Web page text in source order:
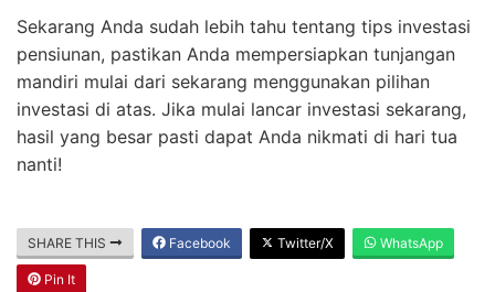
Sekarang Anda sudah lebih tahu tentang tips investasi
pensiunan, pastikan Anda mempersiapkan tunjangan
mandiri mulai dari sekarang menggunakan pilihan
investasi di atas. Jika mulai lancar investasi sekarang,
hasil yang besar pasti dapat Anda nikmati di hari tua
nanti!
SHARE THIS Facebook Twitter/X WhatsApp
Pin It